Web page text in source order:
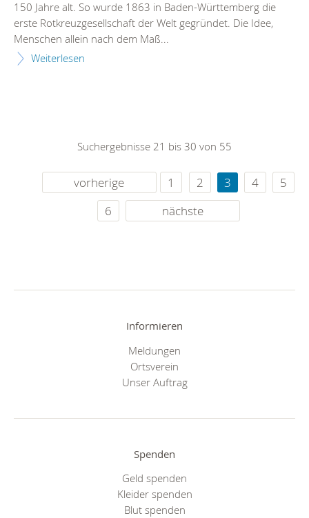
150 Jahre alt. So wurde 1863 in Baden-Württemberg die
erste Rotkreuzgesellschaft der Welt gegründet. Die Idee,
Menschen allein nach dem Maß...
Weiterlesen
Suchergebnisse 21 bis 30 von 55
vorherige 1 2 3 4
5
6
nächste
Informieren
Meldungen
Ortsverein
Unser Auftrag
Spenden
Geld spenden
Kleider spenden
Blut spenden